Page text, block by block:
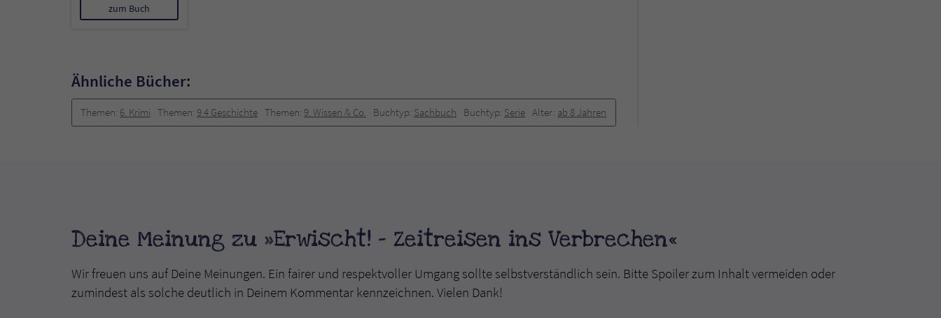
zum Buch
Ähnliche Bücher:
Themen: 6. Krimi Themen: 9.4 Geschichte Themen: 9. Wissen & Co. Buchtyp: Sachbuch Buchtyp: Serie Alter: ab 8 Jahren
Deine Meinung zu »Erwischt! - Zeitreisen ins Verbrechen«
Wir freuen uns auf Deine Meinungen. Ein fairer und respektvoller Umgang sollte selbstverständlich sein. Bitte Spoiler zum Inhalt vermeiden oder
zumindest als solche deutlich in Deinem Kommentar kennzeichnen. Vielen Dank!